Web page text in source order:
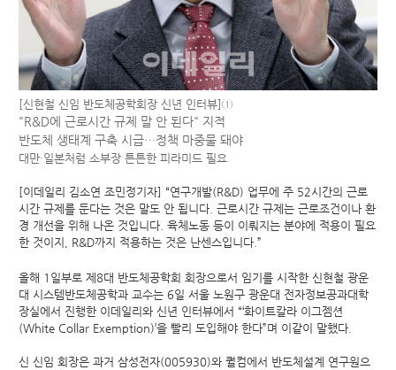
[신현철 신임 반도체공학회장 신년 인터뷰]①
"R&D에 근로시간 규제 말 안 된다" 지적
반도체 생태계 구축 시급…정책 마중물 돼야
대만·일본처럼 소부장 튼튼한 피라미드 필요
[이데일리 김소연 조민정기자] “연구개발(R&D) 업무에 주 52시간의 근로
시간 규제를 둔다는 것은 말도 안 됩니다. 근로시간 규제는 근로조건이나 환
경 개선을 위해 나온 것입니다. 육체노동 등이 이뤄지는 분야에 적용이 필요
한 것이지, R&D까지 적용하는 것은 난센스입니다.”
올해 1일부로 제8대 반도체공학회 회장으로서 임기를 시작한 신현철 광운
대 시스템반도체공학과 교수는 6일 서울 노원구 광운대 전자정보공과대학
장실에서 진행한 이데일리와 신년 인터뷰에서 “‘화이트칼라 이그젬션
(White Collar Exemption)’을 빨리 도입해야 한다”며 이같이 말했다.
신 신임 회장은 과거 삼성전자(005930)와 퀄컴에서 반도체설계 연구원으